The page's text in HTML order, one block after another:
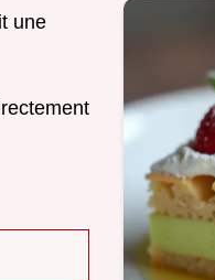
une